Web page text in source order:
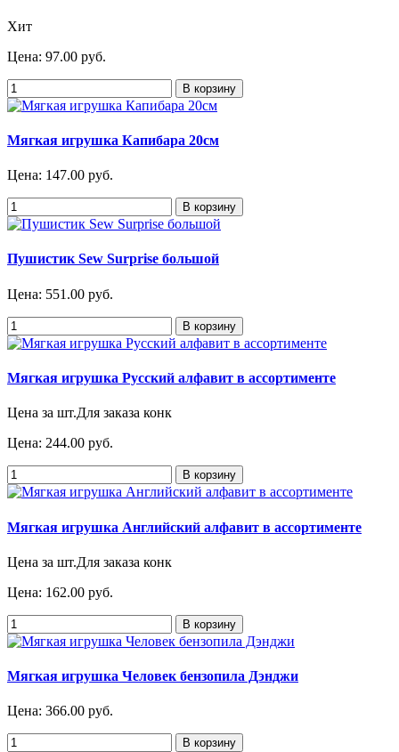
Хит
Цена: 97.00 руб.
Мягкая игрушка Капибара 20см
Цена: 147.00 руб.
Пушистик Sew Surprise большой
Цена: 551.00 руб.
Мягкая игрушка Русский алфавит в ассортименте
Цена за шт.Для заказа конк
Цена: 244.00 руб.
Мягкая игрушка Английский алфавит в ассортименте
Цена за шт.Для заказа конк
Цена: 162.00 руб.
Мягкая игрушка Человек бензопила Дэнджи
Цена: 366.00 руб.